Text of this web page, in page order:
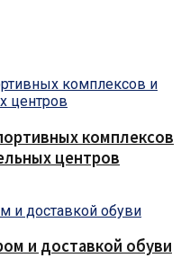
комплексов
центров
и доставкой обуви